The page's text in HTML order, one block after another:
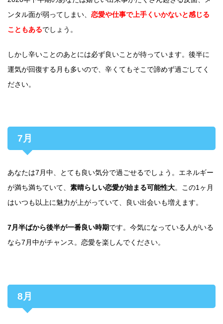
ンタル面が弱ってしまい、 恋愛や仕事で上手くいかないと感じる
こともあるでしょう。
しかし辛いことのあとには必ず良いことが待っています。後半に
運気が回復する月も多いので、辛くてもそこで諦めず過ごしてく
ださい。
7月
あなたは7月中、とても良い気分で過ごせるでしょう。エネルギー
が満ち満ちていて、 素晴らしい恋愛が始まる可能性大。この1ヶ月
はいつも以上に魅力が上がっていて、良い出会いも増えます。
7月半ばから後半が一番良い時期です。今気になっている人がいる
なら7月中がチャンス。恋愛を楽しんでください。
8月